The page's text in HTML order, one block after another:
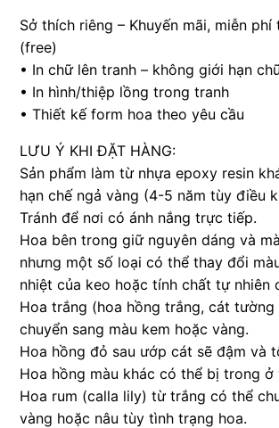
Sở thích riêng – Khuyến mãi, miễn
(free)
• In chữ lên tranh – không giới hạn
• In hình/thiệp lồng trong tranh
• Thiết kế form hoa theo yêu cầu
LƯU Ý KHI ĐẶT HÀNG:
Sản phẩm làm từ nhựa epoxy resin
hạn chế ngả vàng (4-5 năm tùy điều
Tránh để nơi có ánh nắng trực tiếp.
Hoa bên trong giữ nguyên dáng và
nhưng một số loại có thể thay đổi
nhiệt của keo hoặc tính chất tự nhiên
Hoa trắng (hoa hồng trắng, cát
chuyển sang màu kem hoặc vàng.
Hoa hồng đỏ sau ướp cát sẽ đậm và
Hoa hồng màu khác có thể bị trong ở
Hoa rum (calla lily) từ trắng có thể
vàng hoặc nâu tùy tình trạng hoa.